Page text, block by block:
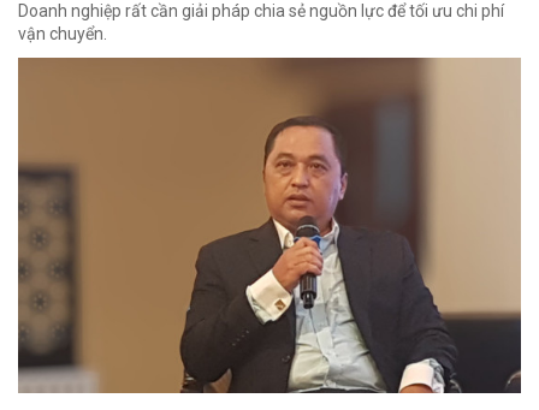
Doanh nghiệp rất cần giải pháp chia sẻ nguồn lực để tối ưu chi phí
vận chuyển.